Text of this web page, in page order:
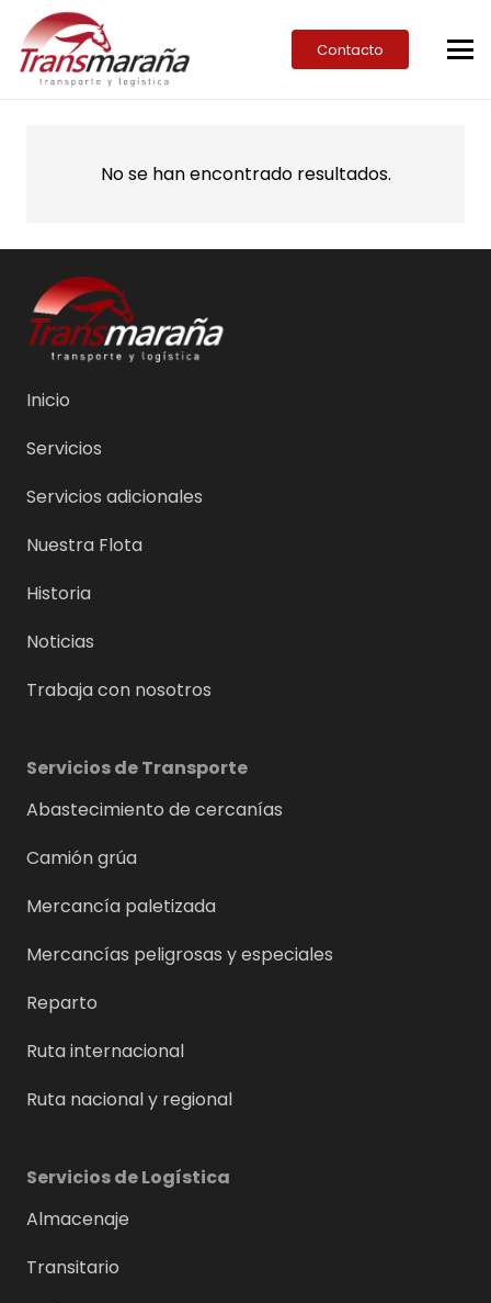
Contacto
No se han encontrado resultados.
Inicio
Servicios
Servicios adicionales
Nuestra Flota
Historia
Noticias
Trabaja con nosotros
Servicios de Transporte
Abastecimiento de cercanías
Camión grúa
Mercancía paletizada
Mercancías peligrosas y especiales
Reparto
Ruta internacional
Ruta nacional y regional
Servicios de Logística
Almacenaje
Transitario